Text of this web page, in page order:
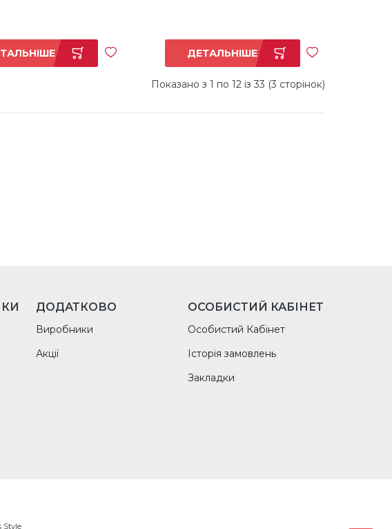
ДЕТАЛЬНІШЕ
Показано з 1 по 12 із 33 (3 сторінок)
ДОДАТКОВО
Виробники
Акції
ОСОБИСТИЙ КАБІНЕТ
Особистий Кабінет
Історія замовлень
Закладки
Style